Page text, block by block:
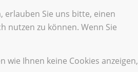
erlauben Sie uns bitte, einen
nutzen zu können. Wenn Sie
Ihnen keine Cookies anzeigen,